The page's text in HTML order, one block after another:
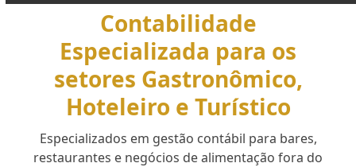
Contabilidade
Especializada para os
setores Gastronômico,
Hoteleiro e Turístico
Especializados em gestão contábil para bares,
restaurantes e negócios de alimentação fora do